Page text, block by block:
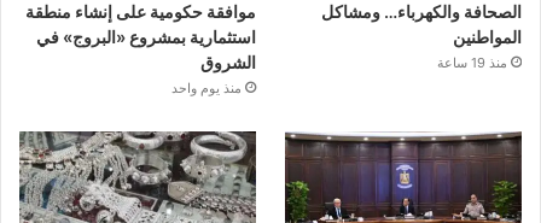
الصحافة والكهرباء… ومشاكل
المواطنين
منذ 19 ساعة
موافقة حكومية على إنشاء منطقة
استثمارية بمشروع «البروج» في
الشروق
منذ يوم واحد